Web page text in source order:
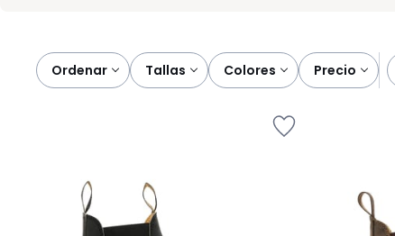
Ordenar tallas colores precio